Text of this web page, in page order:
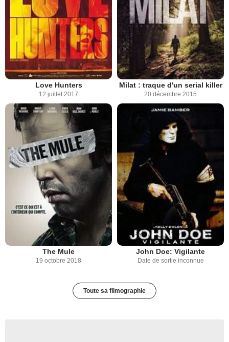
Love Hunters
12 juillet 2017
Milat : traque d'un serial killer
20 décembre 2015
The Mule
19 octobre 2018
John Doe: Vigilante
Date de sortie inconnue
Toute sa filmographie